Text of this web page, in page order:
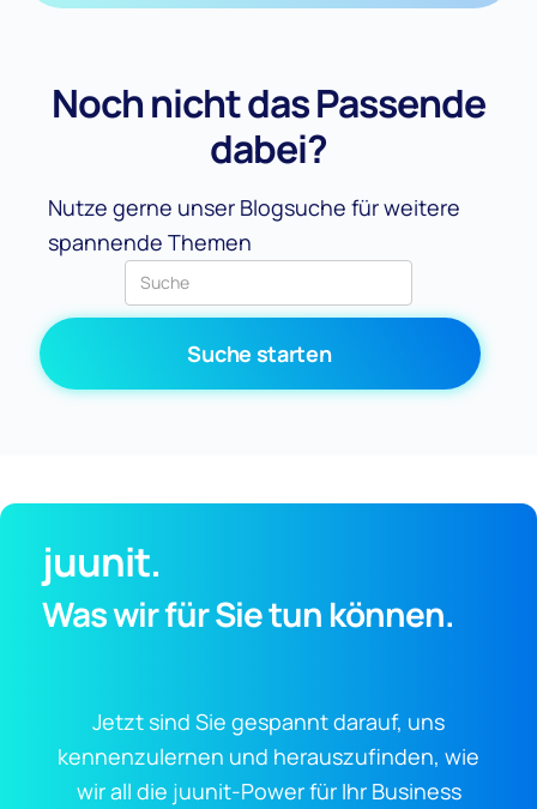
Noch nicht das Passende
dabei?
Nutze gerne unser Blogsuche für weitere
spannende Themen
juunit.
Was wir für Sie tun können.
Jetzt sind Sie gespannt darauf, uns
kennenzulernen und herauszufinden, wie
wir all die juunit-Power für Ihr Business